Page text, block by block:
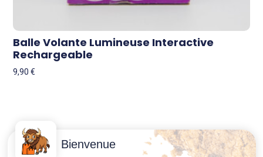
Balle Volante Lumineuse Interactive
Rechargeable
9,90€
Conditions
générales
Contactez-
Nous
Bienvenue